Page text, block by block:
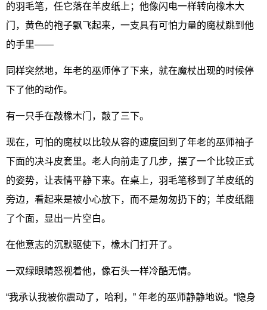
的羽毛笔，任它落在羊皮纸上；他像闪电一样转向橡木大
门，黄色的袍子飘飞起来，一支具有可怕力量的魔杖跳到他
的手里——
同样突然地，年老的巫师停了下来，就在魔杖出现的时候停
下了他的动作。
有一只手在敲橡木门，敲了三下。
现在，可怕的魔杖以比较从容的速度回到了年老的巫师袖子
下面的决斗皮套里。老人向前走了几步，摆了一个比较正式
的姿势，让表情平静下来。在桌上，羽毛笔移到了羊皮纸的
旁边，看起来是被小心放下，而不是匆匆扔下的；羊皮纸翻
了个面，显出一片空白。
在他意志的沉默驱使下，橡木门打开了。
一双绿眼睛怒视着他，像石头一样冷酷无情。
“我承认我被你震动了，哈利，” 年老的巫师静静地说。“隐身